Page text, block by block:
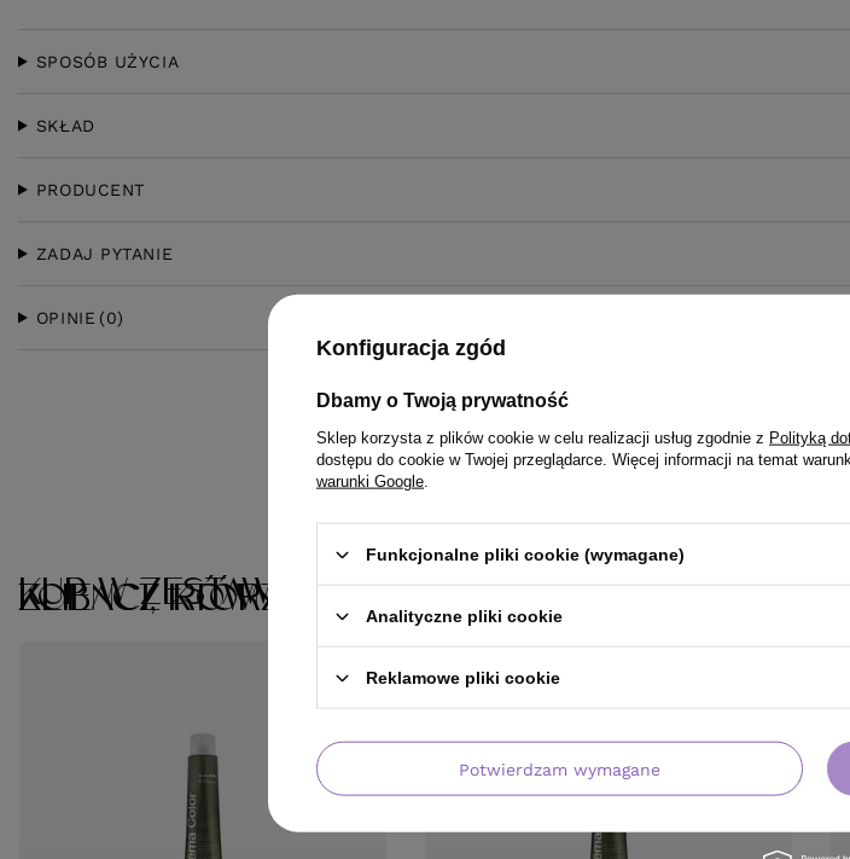
SPOSÓB UŻYCIA
SKŁAD
PRODUCENT
ZADAJ PYTANIE
OPINIE (0)
KUP W ZESTAWIE
KLIENCI, KTÓRZY KUPILI TEN PRODUKT KUPILI
ZOBACZ RÓWNIEŻ
Konfiguracja zgód
Dbamy o Twoją prywatność
Sklep korzysta z plików cookie w celu realizacji usług zgodnie z Polityką
dostępu do cookie w Twojej przeglądarce. Więcej informacji na temat
warunki Google
Funkcjonalne pliki cookie (wymagane)
Analityczne pliki cookie
Reklamowe pliki cookie
Potwierdzam wymagane